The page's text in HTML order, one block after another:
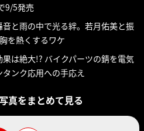
9/5発売
音と雨の中で光る絆。若月佑美と振
を熱くするワケ
果は絶大!? バイクパーツの錆を電気
ンク応用への手応え
真をまとめて見る